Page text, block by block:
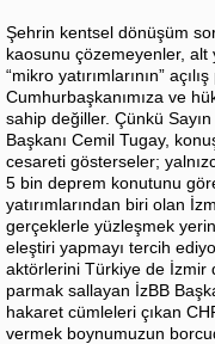
Şehrin kentsel dönüşüm
kaosunu çözemeyenler, alt
“mikro yatırımlarının”
Cumhurbaşkanımıza ve
sahip değiller. Çünkü
Başkanı Cemil Tugay,
cesareti gösterseler;
5 bin deprem konutunu
yatırımlarından biri olan
gerçeklerle yüzleşmek
eleştiri yapmayı tercih
aktörlerini Türkiye de İzmir
parmak sallayan İzBB
hakaret cümleleri çıkan
vermek boynumuzun